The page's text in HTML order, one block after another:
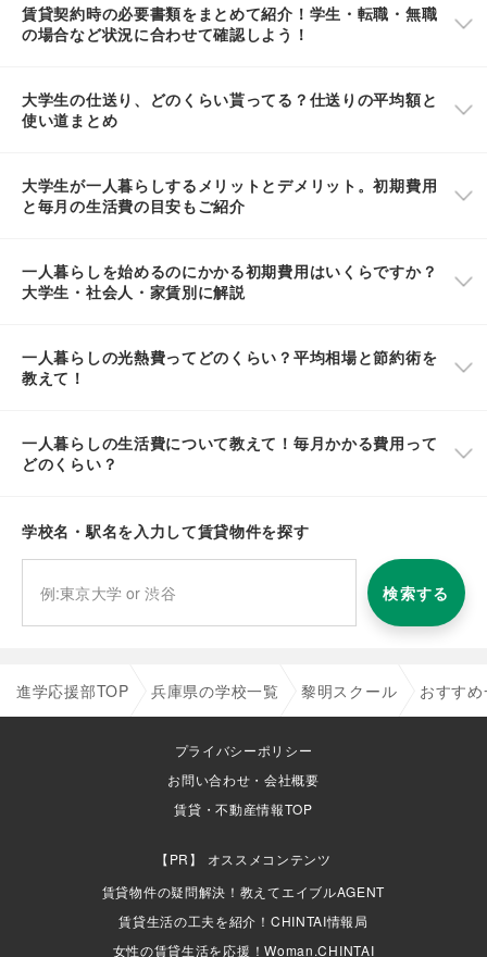
賃貸契約時の必要書類をまとめて紹介！学生・転職・無職
の場合など状況に合わせて確認しよう！
大学生の仕送り、どのくらい貰ってる？仕送りの平均額と
使い道まとめ
大学生が一人暮らしするメリットとデメリット。初期費用
と毎月の生活費の目安もご紹介
一人暮らしを始めるのにかかる初期費用はいくらですか？
大学生・社会人・家賃別に解説
一人暮らしの光熱費ってどのくらい？平均相場と節約術を
教えて！
一人暮らしの生活費について教えて！毎月かかる費用って
どのくらい？
学校名・駅名を入力して賃貸物件を探す
検索する
進学応援部TOP 兵庫県の学校一覧 黎明スクール おすす
プライバシーポリシー
お問い合わせ・会社概要
賃貸・不動産情報TOP
オススメコンテンツ
賃貸物件の疑問解決！教えてエイブルAGENT
賃貸生活の工夫を紹介！CHINTAI情報局
女性の賃貸生活を応援！Woman.CHINTAI